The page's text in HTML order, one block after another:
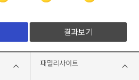
결과보기
패밀리사이트